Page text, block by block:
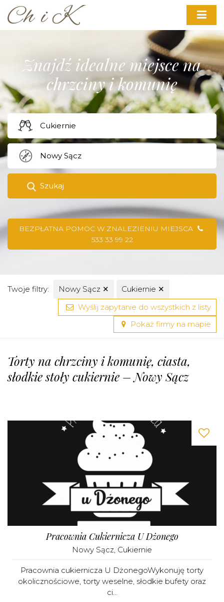
Znajdź idealne miejsce na
chrzciny i komunię
Szukaj
BEZPŁATNA POMOC W ZNALEZIENIU MIEJSCA
533 33 99 22
Twoje filtry: Nowy Sącz ✕ Cukiernie ✕
Wyślij zapytanie do wszystkich z listy
Pokaż firmy na mapie
Torty na chrzciny i komunię, ciasta,
słodkie stoły cukiernie – Nowy Sącz
Pracownia Cukiernicza U Dżonego
Nowy Sącz, Cukiernie
Pracownia cukiernicza U DżonegoWykonuję torty
okolicznościowe, torty weselne, słodkie bufety oraz
ci...